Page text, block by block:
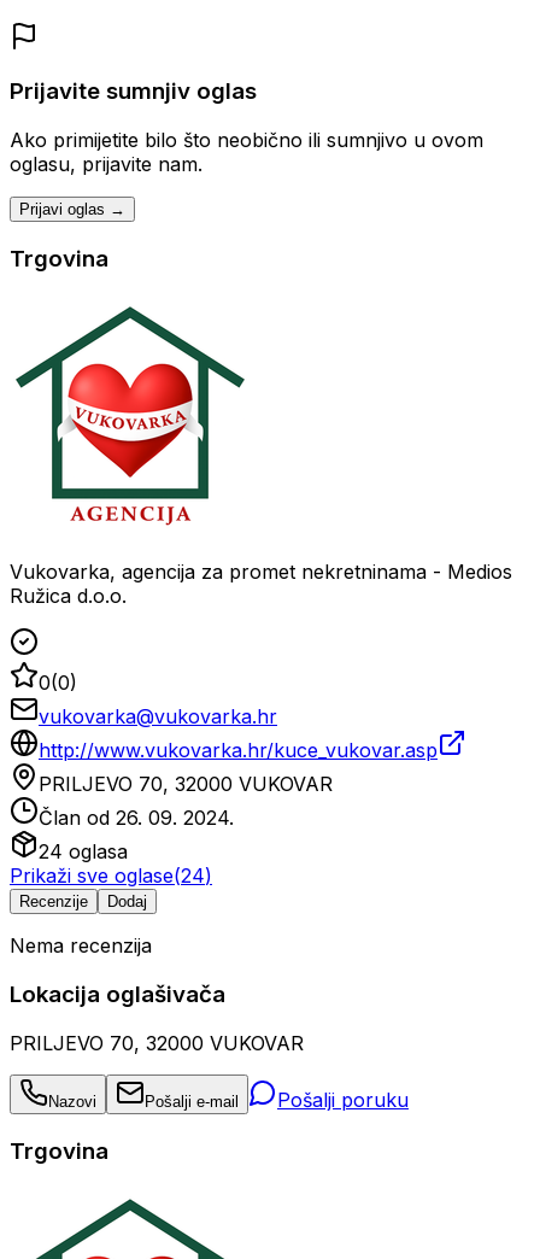
Prijavite sumnjiv oglas
Ako primijetite bilo što neobično ili sumnjivo u ovom
oglasu, prijavite nam.
Prijavi oglas →
Trgovina
Vukovarka, agencija za promet nekretninama - Medios
Ružica d.o.o.
0(0)
vukovarka@vukovarka.hr
http://www.vukovarka.hr/kuce_vukovar.asp
PRILJEVO 70, 32000 VUKOVAR
Član od 26. 09. 2024.
24 oglasa
Prikaži sve oglase(24)
Recenzije Dodaj
Nema recenzija
Lokacija oglašivača
PRILJEVO 70, 32000 VUKOVAR
Nazovi Pošalji e-mail Pošalji poruku
Trgovina